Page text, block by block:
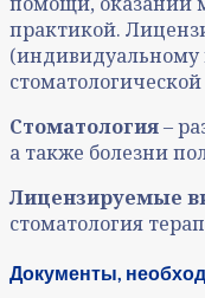
практикой.
(индивидуальному
Стоматология–
а также болезни
Лицензируемые
стоматология
Документы,